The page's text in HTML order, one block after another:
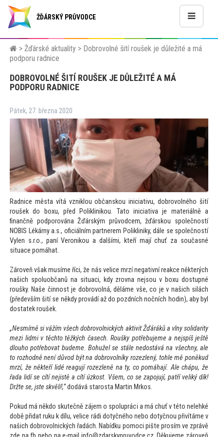
ŽĎÁRSKÝ PRŮVODCE
> Žďárské aktuality > Dobrovolné šití roušek je důležité a má
podporu radnice
DOBROVOLNÉ ŠITÍ ROUŠEK JE DŮLEŽITÉ A MÁ
PODPORU RADNICE
Pátek, 27. března 2020
Radnice města vítá vzniklou občanskou iniciativu, dobrovolného šití
roušek do boxu, před Poliklinikou. Tato iniciativa je materiálně a
finančně podporována Žďárským průvodcem, žďárskou společností
NOBIS Lékárny a.s., oficiálním partnerem Polikliniky, dále se společností
Vylen s.r.o., paní Veronikou a dalšími, kteří mají chuť za současné
situace pomáhat.
Zároveň však musíme říci, že nás velice mrzí negativní reakce některých
našich spoluobčanů na situaci, kdy zrovna nejsou v boxu dostupné
roušky. Naše činnost je dobrovolná, děláme vše, co je v našich silách
(především šití se někdy provádí až do pozdních nočních hodin), aby byl
dostatek roušek.
„Nesmírně si vážím všech dobrovolnických aktivit Žďáráků a vlny solidarity
mezi lidmi v těchto těžkých časech. Roušky potřebujeme a nejspíš ještě
dlouho potřebovat budeme. Bohužel se stále nedostává na všechny, ale
to rozhodně není důvod být na dobrovolníky rozezlený, tohle mě poněkud
mrzí, že někteří lidé reagují rozezleně na ty, co pomáhají. Ale chápu, že
řada lidí se cítí nejistě a cítí úzkost. Všem, co se zapojují, patří veliký dík!
Držte se, jste skvělí!,“dodává starosta Martin Mrkos.
Pokud má někdo skutečně zájem o spolupráci a má chuť v této nelehké
době přidat ruku k dílu, velice rádi dotyčného nebo dotyčnou přivítáme v
našich dobrovolnických řadách. Nabídku pomoci pište prosím ve zprávě